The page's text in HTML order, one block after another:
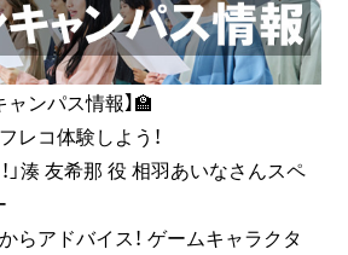
ンパス情報】🏫
レコ体験しよう！
」湊 友希那 役 相羽あいなさんスペ
らアドバイス！ ゲームキャラクタ